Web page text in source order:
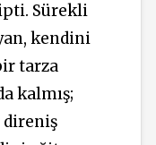
Sürekli
kendini
tarza
kalmış;
direniş